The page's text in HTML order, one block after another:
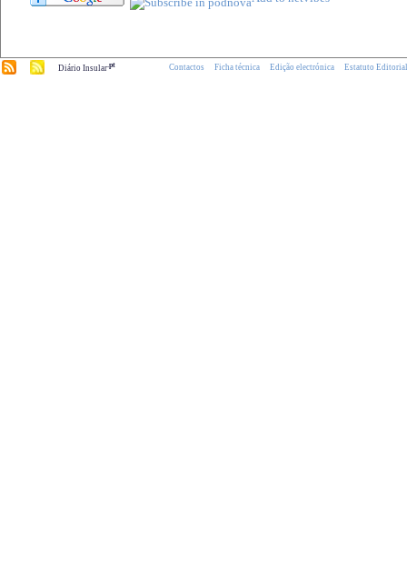
Diário Insular.pt Contactos Ficha técnica Edição electrónica Estatuto Editorial